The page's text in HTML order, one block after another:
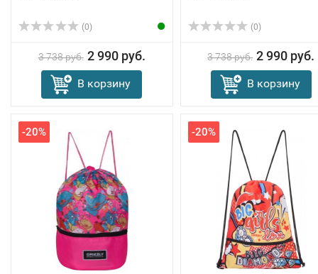
(0)
3 738 руб. 2 990 руб.
В корзину
(0)
3 738 руб. 2 990 руб.
В корзину
-20% -20%